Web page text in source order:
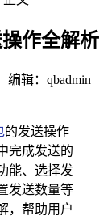
作全解析
辑：qbadmin
的发送操作
完成发送的
能、选择发
发送数量等
，帮助用户